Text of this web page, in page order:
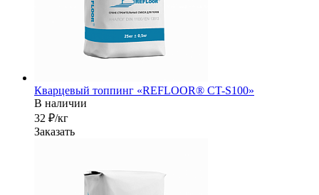
Кварцевый топпинг «REFLOOR® CT-S100»
В наличии
32 ₽/кг
Заказать